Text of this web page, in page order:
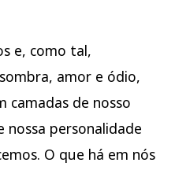
e, como tal,
amor e ódio,
camadas de nosso
nossa personalidade
O que há em nós